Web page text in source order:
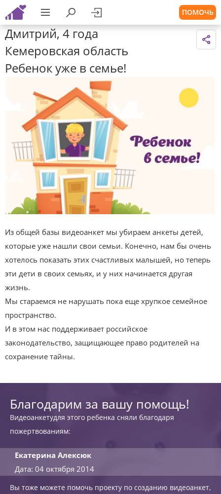
ПОМОЧЬ
Дмитрий, 4 года
Кемеровская область
Ребенок уже в семье!
Из общей базы видеоанкет мы убираем анкеты детей,
которые уже нашли свои семьи. Конечно, нам бы очень
хотелось показать этих счастливых малышей, но теперь
эти дети в своих семьях, и у них начинается другая
жизнь.
Мы стараемся не нарушать пока еще хрупкое семейное
пространство.
И в этом нас поддерживает российское
законодательство, защищающее право родителей на
сохранение тайны.
Благодарим за вашу помощь!
Видеоанкетудля этого ребенка сняли благодаря
пожертвованиям:
Екатерина Алексюк
Дата: 04 октября 2014
Вы тоже можете помочь проекту по созданию видеоанкет,